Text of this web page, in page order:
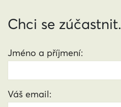
Chci se zúčastnit.
Jméno a příjmení:
Váš email: